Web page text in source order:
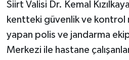
Siirt Valisi Dr. Kemal
kentteki güvenlik ve kontrol
yapan polis ve jandarma
Merkezi ile hastane